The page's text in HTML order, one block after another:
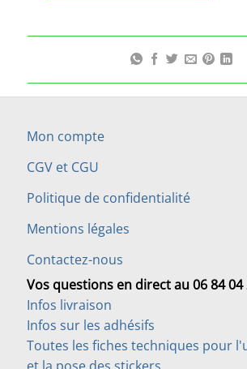
Mon compte
CGV et CGU
Politique de confidentialité
Mentions légales
Contactez-nous
Vos questions en direct au 06 84 04
Infos livraison
Infos sur les adhésifs
Toutes les fiches techniques pour